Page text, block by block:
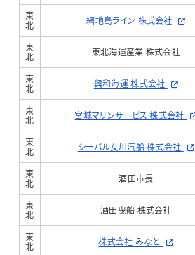
東
北
網地島ライン 株式会社
東
北
東北海運産業 株式会社
東
北
興和海運 株式会社
東
北
宮城マリンサービス 株式会社
東
北
シーパル女川汽船 株式会社
東
北
酒田市長
東
北
酒田曳船 株式会社
東
北
株式会社 みなと